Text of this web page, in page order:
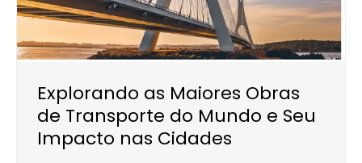
Explorando as Maiores Obras
de Transporte do Mundo e Seu
Impacto nas Cidades